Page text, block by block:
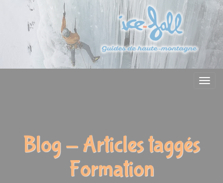
Menu
Blog - Articles taggés
Formation